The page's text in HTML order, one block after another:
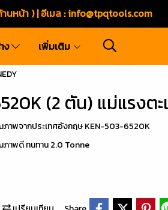
นหน้า ) | อีเมล :info@tpqtools.com
ง เพิ่มเติม
(2 ตัน) แม่แรงตะ
ภาพจากประเทศอังกฤษ KEN-503-6520K
ภาพดี ทนทาน 2.0 Tonne